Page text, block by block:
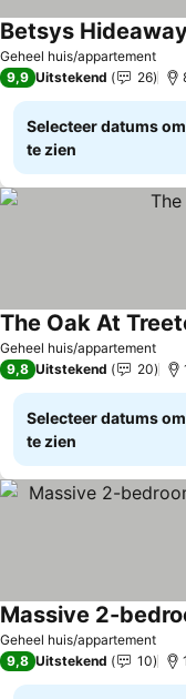
Geheel huis/appartement
9,9 Uitstekend 26
Selecteer datums
te zien
Geheel huis/appartement
The Oak At
9,8 Uitstekend 20
Selecteer datums
te zien
Geheel huis/appartement
9,8 Uitstekend 10